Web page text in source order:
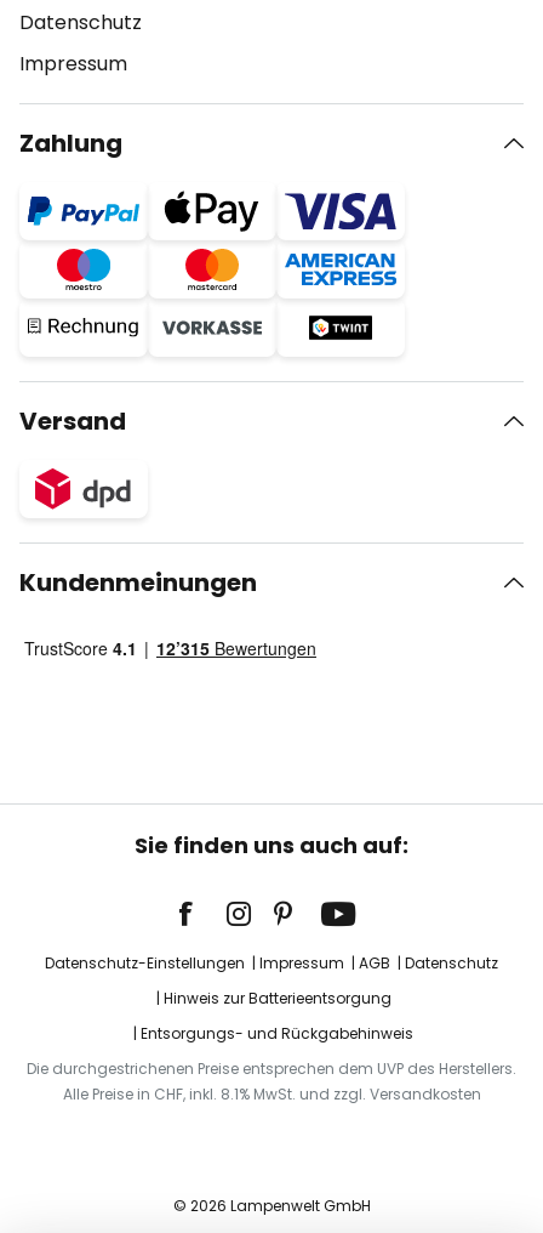
Datenschutz
Impressum
Zahlung
Versand
Kundenmeinungen
Sie finden uns auch auf:
Datenschutz-Einstellungen Impressum AGB
Datenschutz
Hinweis zur Batterieentsorgung
Entsorgungs- und Rückgabehinweis
Die durchgestrichenen Preise entsprechen dem UVP des Herstellers.
Alle Preise in CHF, inkl. 8.1% MwSt. und zzgl. Versandkosten
© 2026 Lampenwelt GmbH